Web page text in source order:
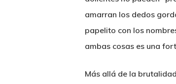
amarran los dedos
papelito con los
ambas cosas es una
Más allá de la